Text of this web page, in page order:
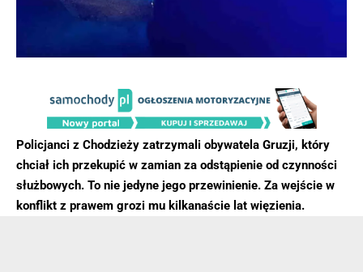
Policjanci z Chodzieży zatrzymali obywatela Gruzji, który
chciał ich przekupić w zamian za odstąpienie od czynności
służbowych. To nie jedyne jego przewinienie. Za wejście w
konflikt z prawem grozi mu kilkanaście lat więzienia.